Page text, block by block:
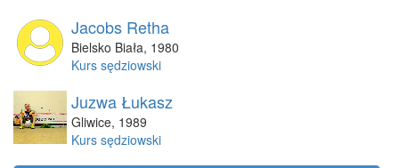
Jacobs Retha
Bielsko Biała, 1980
Kurs sędziowski
Juzwa Łukasz
Gliwice, 1989
Kurs sędziowski